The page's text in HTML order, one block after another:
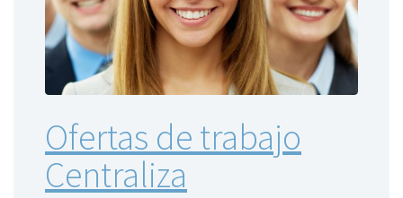
Ofertas de trabajo
Centraliza